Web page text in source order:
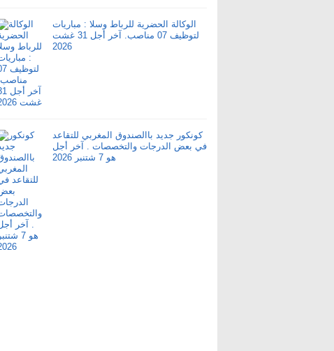
الوكالة الحضرية للرباط وسلا : مباريات
لتوظيف 07 مناصب. آخر أجل 31 غشت
2026
كونكور جديد باالصندوق المغربي للتقاعد
في بعض الدرجات والتخصصات . آخر أجل
هو 7 شتنبر 2026